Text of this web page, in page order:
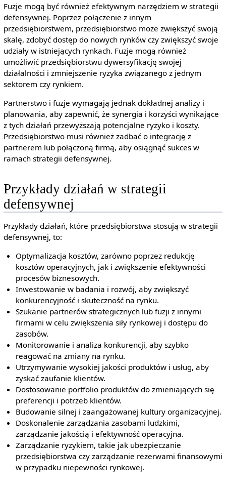
Fuzje mogą być również efektywnym narzędziem w strategii
defensywnej. Poprzez połączenie z innym
przedsiębiorstwem, przedsiębiorstwo może zwiększyć swoją
skalę, zdobyć dostęp do nowych rynków czy zwiększyć swoje
udziały w istniejących rynkach. Fuzje mogą również
umożliwić przedsiębiorstwu dywersyfikację swojej
działalności i zmniejszenie ryzyka związanego z jednym
sektorem czy rynkiem.
Partnerstwo i fuzje wymagają jednak dokładnej analizy i
planowania, aby zapewnić, że synergia i korzyści wynikające
z tych działań przewyższają potencjalne ryzyko i koszty.
Przedsiębiorstwo musi również zadbać o integrację z
partnerem lub połączoną firmą, aby osiągnąć sukces w
ramach strategii defensywnej.
Przykłady działań w strategii
defensywnej
Przykłady działań, które przedsiębiorstwa stosują w strategii
defensywnej, to:
Optymalizacja kosztów, zarówno poprzez redukcję
kosztów operacyjnych, jak i zwiększenie efektywności
procesów biznesowych.
Inwestowanie w badania i rozwój, aby zwiększyć
konkurencyjność i skuteczność na rynku.
Szukanie partnerów strategicznych lub fuzji z innymi
firmami w celu zwiększenia siły rynkowej i dostępu do
zasobów.
Monitorowanie i analiza konkurencji, aby szybko
reagować na zmiany na rynku.
Utrzymywanie wysokiej jakości produktów i usług, aby
zyskać zaufanie klientów.
Dostosowanie portfolio produktów do zmieniających się
preferencji i potrzeb klientów.
Budowanie silnej i zaangażowanej kultury organizacyjnej.
Doskonalenie zarządzania zasobami ludzkimi,
zarządzanie jakością i efektywność operacyjna.
Zarządzanie ryzykiem, takie jak ubezpieczanie
przedsiębiorstwa czy zarządzanie rezerwami finansowymi
w przypadku niepewności rynkowej.